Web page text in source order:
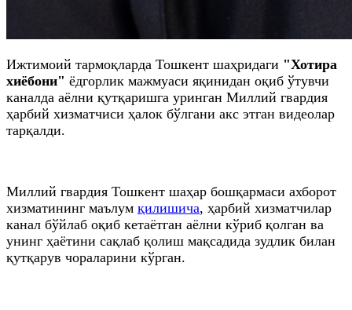
Ижтимоий тармоқларда Тошкент шаҳридаги "Хотира
хиёбони" ёдгорлик мажмуаси яқинидан оқиб ўтувчи
каналда аёлни қутқаришга уринган Миллий гвардия
ҳарбий хизматчиси ҳалок бўлгани акс этган видеолар
тарқалди.
Миллий гвардия Тошкент шаҳар бошқармаси ахборот
хизматининг маълум қилишича, ҳарбий хизматчилар
канал бўйлаб оқиб кетаётган аёлни кўриб қолган ва
унинг ҳаётини сақлаб қолиш мақсадида зудлик билан
қутқарув чораларини кўрган.